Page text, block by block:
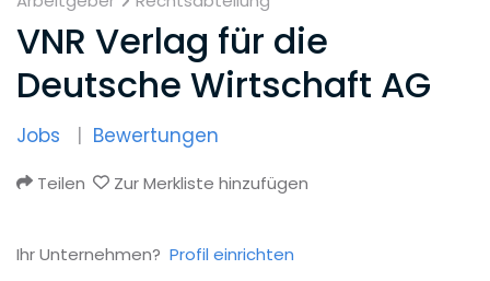
VNR Verlag für die
Deutsche Wirtschaft AG
Jobs Bewertungen
Teilen Zur Merkliste hinzufügen
Ihr Unternehmen? Profil einrichten